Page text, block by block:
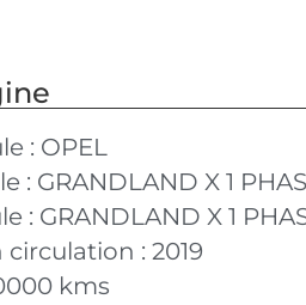
: OPEL
: GRANDLAND X 1
: GRANDLAND X 1
circulation : 2019
kms